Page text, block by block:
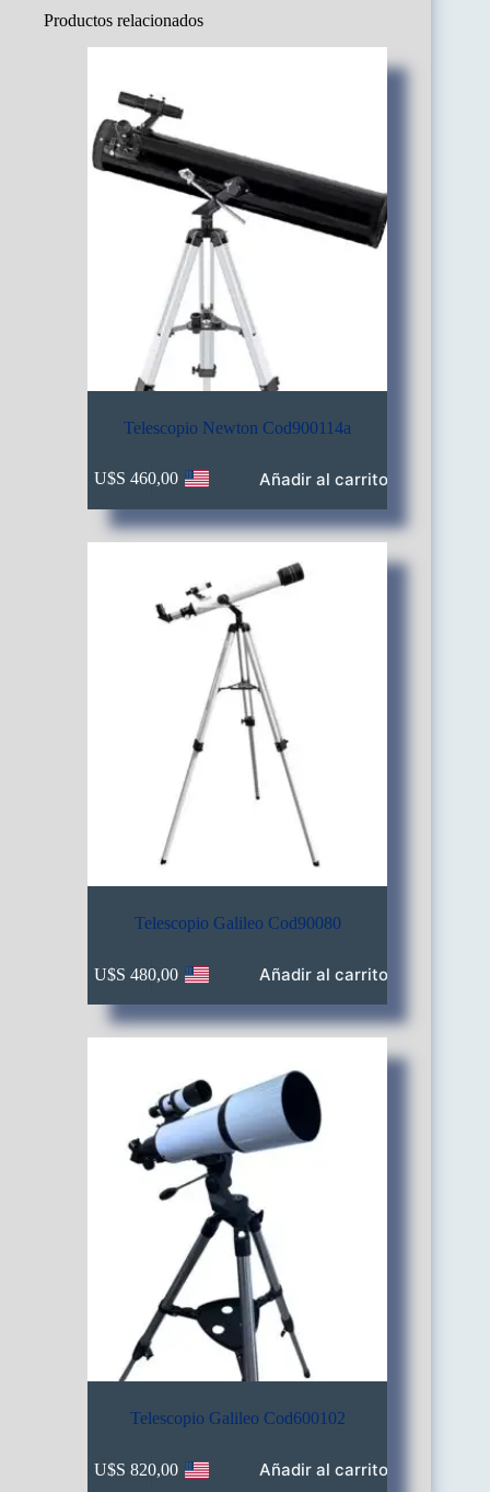
Productos relacionados
Telescopio Newton Cod900114a
U$S 460,00 Añadir al carrito
Telescopio Galileo Cod90080
U$S 480,00 Añadir al carrito
Telescopio Galileo Cod600102
U$S 820,00 Añadir al carrito